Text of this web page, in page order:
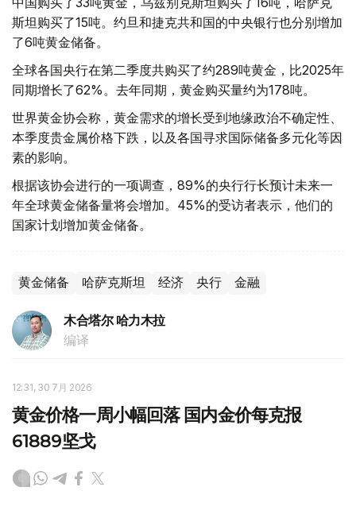
斯坦购买了15吨。约旦和捷克共和国的中央银行也分别增加
了6吨黄金储备。
全球各国央行在第二季度共购买了约289吨黄金，比2025年
同期增长了62%。去年同期，黄金购买量约为178吨。
世界黄金协会称，黄金需求的增长受到地缘政治不确定性、
本季度贵金属价格下跌，以及各国寻求国际储备多元化等因
素的影响。
根据该协会进行的一项调查，89%的央行行长预计未来一
年全球黄金储备量将会增加。45%的受访者表示，他们的
国家计划增加黄金储备。
黄金储备 哈萨克斯坦 经济 央行 金融
木合塔尔 哈力木拉
编译
12:31, 30 7月 2026
黄金价格一周小幅回落 国内金价每克报
61889坚戈